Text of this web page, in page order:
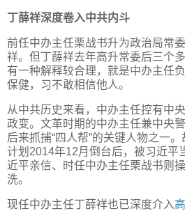
丁薛祥深度卷入中共内斗
前任中办主任栗战书升为政治局常
祥。但丁薛祥去年高升常委后三个
有一种解释较合理，就是中办主任
保健，习不敢相信他人。
从中共历史来看，中办主任控有中
政变。文革时期的中办主任兼中央
后来抓捕“四人帮”的关键人物之一
计划2014年12月倒台后，被习近平
近平亲信、时任中办主任栗战书则
洗。
现任中办主任丁薛祥也已深度介入